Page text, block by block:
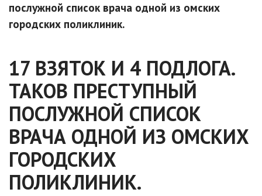
послужной список врача одной из омских
городских поликлиник.
17 ВЗЯТОК И 4 ПОДЛОГА.
ТАКОВ ПРЕСТУПНЫЙ
ПОСЛУЖНОЙ СПИСОК
ВРАЧА ОДНОЙ ИЗ ОМСКИХ
ГОРОДСКИХ
ПОЛИКЛИНИК.